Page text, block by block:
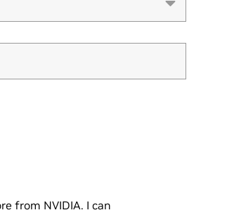
from NVIDIA. I can